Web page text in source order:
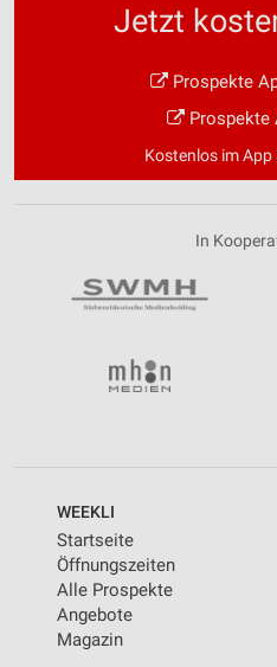
Jetzt
Prospekte
Prospekte
Kostenlos im
In
WEEKLI
Startseite
Öffnungszeiten
Alle Prospekte
Angebote
Magazin